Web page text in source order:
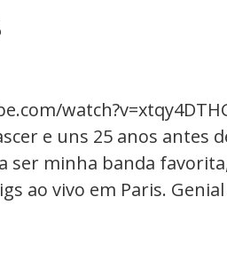
e uns 25 anos antes
ser minha banda
ao vivo em Paris.